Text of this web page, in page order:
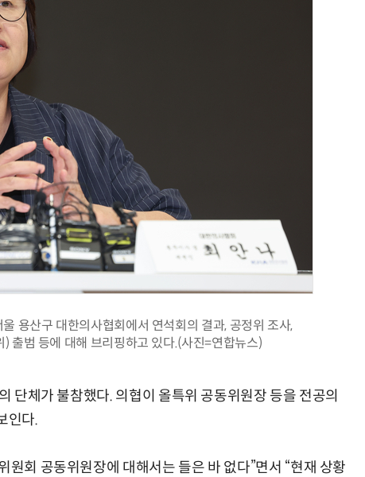
용산구 대한의사협회에서 연석회의 결과, 공정위 조사,
출범 등에 대해 브리핑하고 있다.(사진=연합뉴스)
단체가 불참했다. 의협이 올특위 공동위원장 등을 전공의
인다.
회 공동위원장에 대해서는 들은 바 없다”면서 “현재 상황